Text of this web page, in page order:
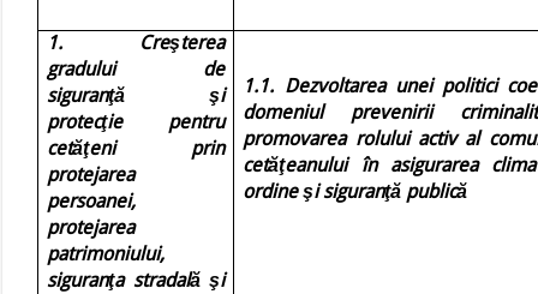
1. Creşterea
gradului de
siguranţă şi
protecţie pentru
cetăţeni prin
protejarea
persoanei,
protejarea
patrimoniului,
siguranţa stradală şi
1.1. Dezvoltarea unei politici
domeniul prevenirii
promovarea rolului activ al
cetăţeanului în asigurarea
ordine şi siguranţă publică